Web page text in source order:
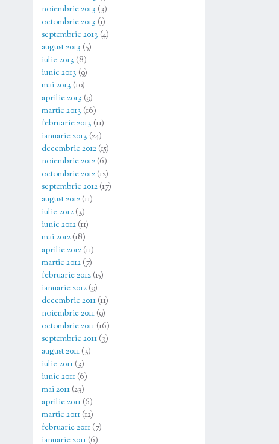
noiembrie 2013 (3)
octombrie 2013 (1)
septembrie 2013 (4)
august 2013 (5)
iulie 2013 (8)
iunie 2013 (9)
mai 2013 (10)
aprilie 2013 (9)
martie 2013 (16)
februarie 2013 (11)
ianuarie 2013 (24)
decembrie 2012 (15)
noiembrie 2012 (6)
octombrie 2012 (12)
septembrie 2012 (17)
august 2012 (11)
iulie 2012 (3)
iunie 2012 (11)
mai 2012 (18)
aprilie 2012 (11)
martie 2012 (7)
februarie 2012 (15)
ianuarie 2012 (9)
decembrie 2011 (11)
noiembrie 2011 (9)
octombrie 2011 (16)
septembrie 2011 (3)
august 2011 (3)
iulie 2011 (3)
iunie 2011 (6)
mai 2011 (23)
aprilie 2011 (6)
martie 2011 (12)
februarie 2011 (7)
ianuarie 2011 (6)